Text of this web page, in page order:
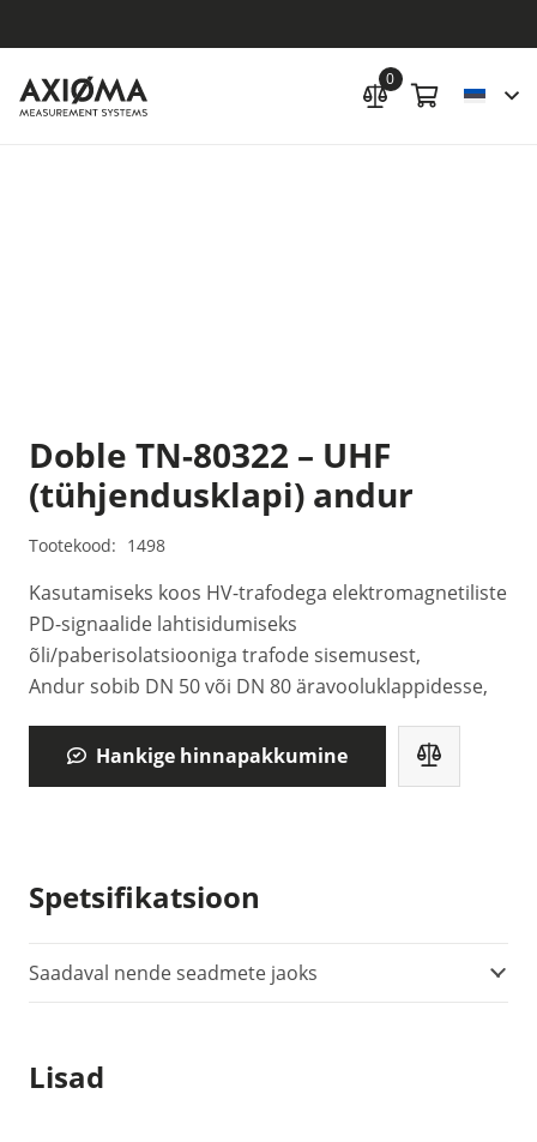
0
Doble TN-80322 – UHF
(tühjendusklapi) andur
Tootekood: 1498
Kasutamiseks koos HV-trafodega elektromagnetiliste
PD-signaalide lahtisidumiseks
õli/paberisolatsiooniga trafode sisemusest,
Andur sobib DN 50 või DN 80 äravooluklappidesse,
Hankige hinnapakkumine
Spetsifikatsioon
Saadaval nende seadmete jaoks
Lisad